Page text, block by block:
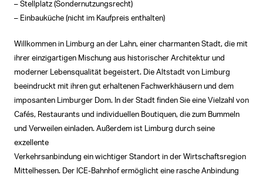
– Stellplatz (Sondernutzungsrecht)
– Einbauküche (nicht im Kaufpreis enthalten)
Willkommen in Limburg an der Lahn, einer charmanten Stadt, die mit
ihrer einzigartigen Mischung aus historischer Architektur und
moderner Lebensqualität begeistert. Die Altstadt von Limburg
beeindruckt mit ihren gut erhaltenen Fachwerkhäusern und dem
imposanten Limburger Dom. In der Stadt finden Sie eine Vielzahl von
Cafés, Restaurants und individuellen Boutiquen, die zum Bummeln
und Verweilen einladen. Außerdem ist Limburg durch seine
exzellente
Verkehrsanbindung ein wichtiger Standort in der Wirtschaftsregion
Mittelhessen. Der ICE-Bahnhof ermöglicht eine rasche Anbindung